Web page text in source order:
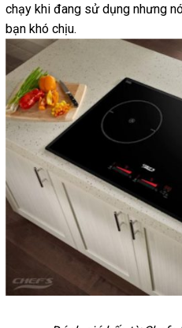
chạy khi đang sử dụng nhưng
bạn khó chịu.